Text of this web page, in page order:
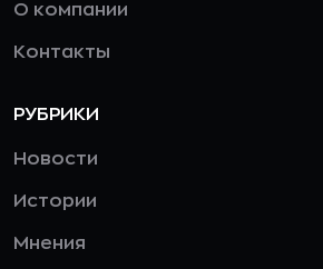
О компании
Контакты
РУБРИКИ
Новости
Истории
Мнения